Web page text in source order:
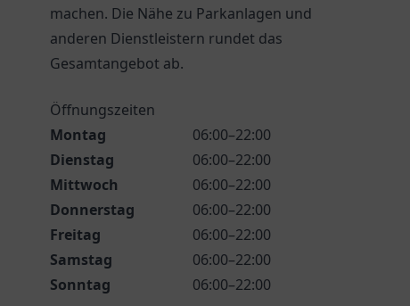
machen. Die Nähe zu Parkanlagen und
anderen Dienstleistern rundet das
Gesamtangebot ab.
Öffnungszeiten
Montag
06:00–22:00
Dienstag
06:00–22:00
Mittwoch
06:00–22:00
Donnerstag
06:00–22:00
Freitag
06:00–22:00
Samstag
06:00–22:00
Sonntag
06:00–22:00